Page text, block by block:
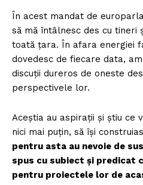
În acest mandat de
să mă întâlnesc des cu tineri
toată țara. În afara energiei
dovedesc de fiecare data,
discuții dureros de oneste
perspectivele lor.
Aceștia au aspirații și știu ce
nici mai puțin, să își
pentru asta au nevoie de
spus cu subiect și predicat
pentru proiectele lor de